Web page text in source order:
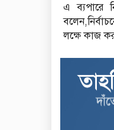
এ ব্যপারে
লক্ষে কাজ